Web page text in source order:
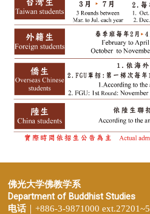
佛光大学佛教学系
Department of Buddhist Studies
电话 ｜+886-3-9871000 ext.27201~5